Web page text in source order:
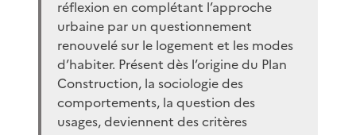
réflexion en complétant l’approche
urbaine par un questionnement
renouvelé sur le logement et les modes
d’habiter. Présent dès l’origine du Plan
Construction, la sociologie des
comportements, la question des
usages, deviennent des critères